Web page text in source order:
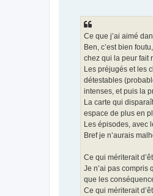
Ce que j’ai aimé
Ben, c’est bien
chez qui la peur fait
Les préjugés et les
détestables
intenses, et puis la
La carte qui
espace de plus en
Les épisodes, avec
Bref je n’aurais
Ce qui mériterait
Je n’ai pas compris
que les
Ce qui mériterait